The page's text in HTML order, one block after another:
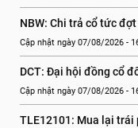
NBW: Chi trả cổ tức
Cập nhật ngày 07/08/2026 -
DCT: Đại hội đồng cổ
Cập nhật ngày 07/08/2026 -
TLE12101: Mua lại trái